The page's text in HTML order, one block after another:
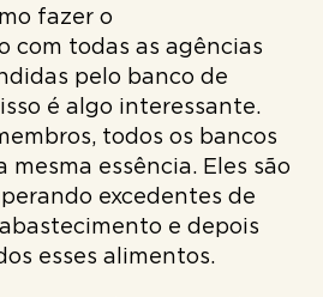
fazer o
com todas as agências
pelo banco de
é algo interessante.
todos os bancos
essência. Eles são
excedentes de
e depois
esses alimentos.